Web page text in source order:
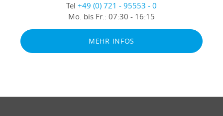
Tel +49 (0) 721 - 95553 - 0
Mo. bis Fr.: 07:30 - 16:15
MEHR INFOS